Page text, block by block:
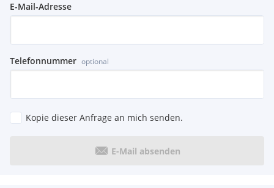
E-Mail-Adresse
Telefonnummer optional
Kopie dieser Anfrage an mich senden.
E-Mail absenden